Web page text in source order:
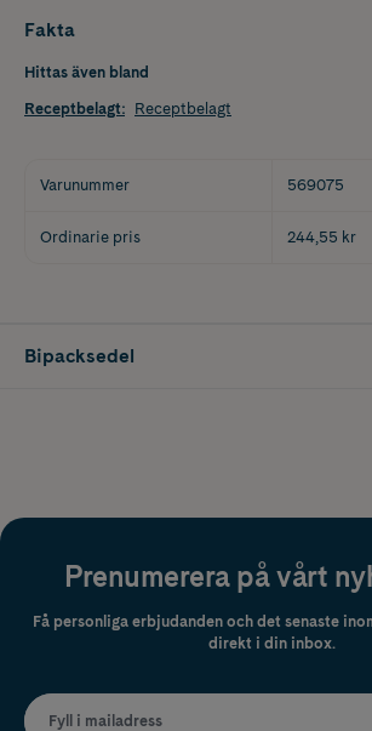
Fakta
Hittas även bland
Receptbelagt: Receptbelagt
Varunummer 569075
Ordinarie pris 244,55 kr
Bipacksedel
Prenumerera på vårt
Få personliga erbjudanden och det senaste
direkt i din inbox.
Fyll i mailadress